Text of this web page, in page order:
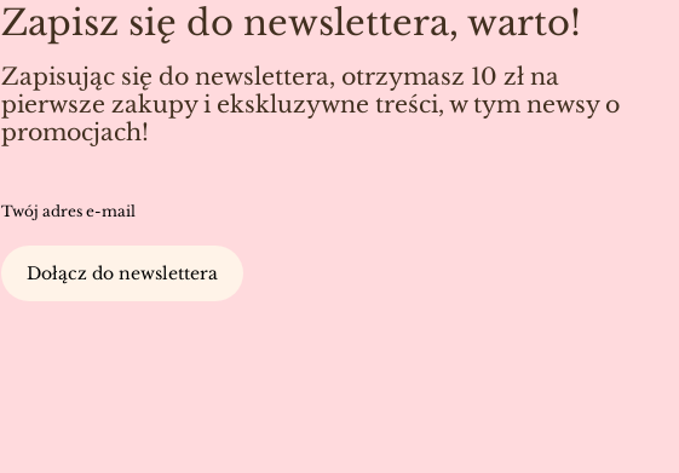
Zapisz się do newslettera, warto!
Zapisując się do newslettera, otrzymasz 10 zł na
pierwsze zakupy i ekskluzywne treści, w tym newsy o
promocjach!
Twój adres e-mail
Dołącz do newslettera